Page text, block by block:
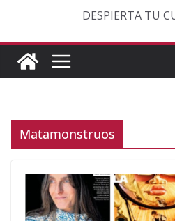
DESPIERTA TU
Matamonstruos